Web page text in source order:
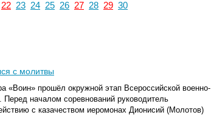
22 23 24 25 26 27 28 29 30
с молитвы
«Воин» прошёл окружной этап Всероссийской военно-
Перед началом соревнований руководитель
с казачеством иеромонах Дионисий (Молотов)